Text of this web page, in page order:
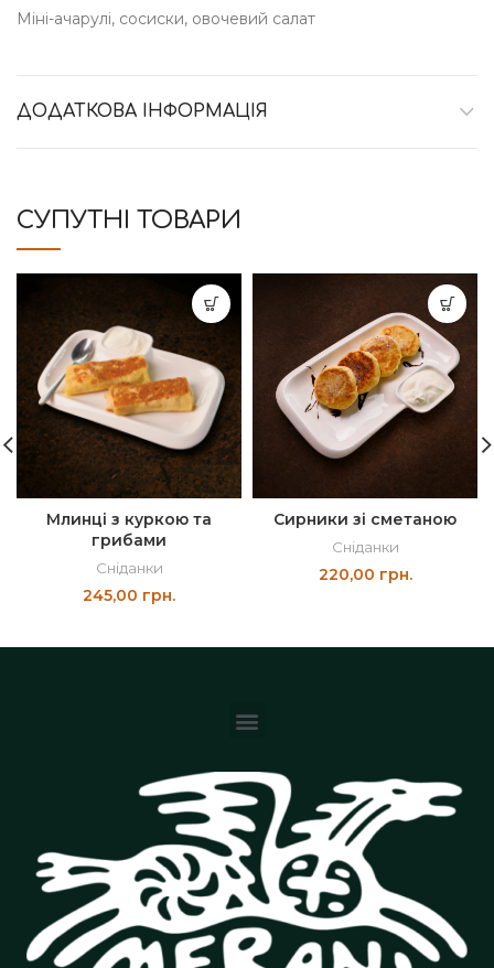
Міні-ачарулі, сосиски, овочевий салат
ДОДАТКОВА ІНФОРМАЦІЯ
СУПУТНІ ТОВАРИ
Млинці з куркою та
грибами
Сніданки
245,00 грн.
Сирники зі сметаною
Сніданки
220,00 грн.